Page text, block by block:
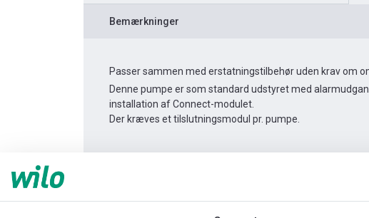
Bemærkninger
Passer sammen med erstatningstilbehør uden krav om
Denne pumpe er som standard udstyret med
installation af Connect-modulet.
Der kræves et tilslutningsmodul pr. pumpe.